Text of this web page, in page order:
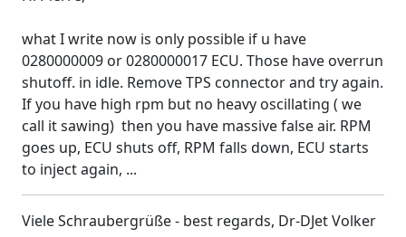
what I write now is only possible if u have
0280000009 or 0280000017 ECU. Those have overrun
shutoff. in idle. Remove TPS connector and try again.
If you have high rpm but no heavy oscillating ( we
call it sawing) then you have massive false air. RPM
goes up, ECU shuts off, RPM falls down, ECU starts
to inject again, ...
Viele Schraubergrüße - best regards, Dr-DJet Volker